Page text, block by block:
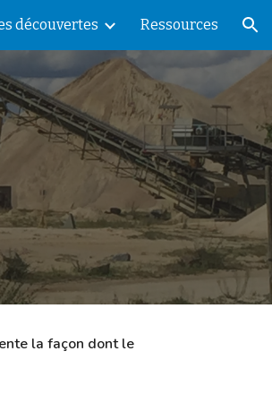
découvertes Ressources
la façon dont le